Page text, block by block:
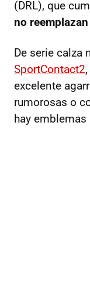
(DRL), que
no
De serie calza
SportContact2
excelente
rumorosas o
hay